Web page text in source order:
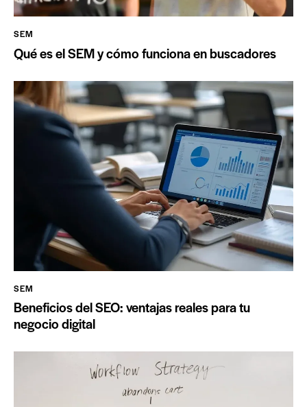
SEM
Qué es el SEM y cómo funciona en buscadores
SEM
Beneficios del SEO: ventajas reales para tu
negocio digital